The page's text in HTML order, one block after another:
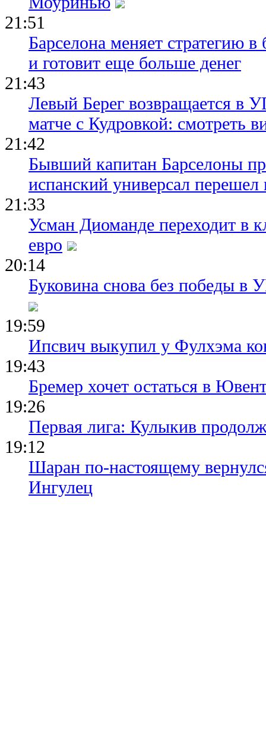
21:51
Барселона меняет стратегию
и готовит еще больше денег
21:43
Левый Берег возвращается в
матче с Кудровкой: смотреть
21:42
Бывший капитан Барселоны
испанский универсал перешел
21:33
Усман Диоманде переходит в
евро
20:14
Буковина снова без победы
19:59
Ипсвич выкупил у Фулхэма
19:43
Бремер хочет остаться в
19:26
Первая лига: Кулыкив
19:12
Шаран по-настоящему
Ингулец